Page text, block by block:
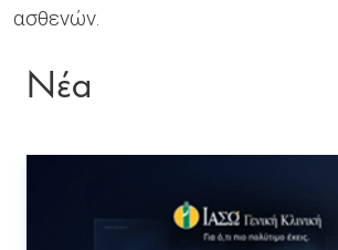
ασθενών.
Νέα